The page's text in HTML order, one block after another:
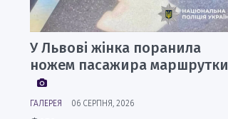
У Львові жінка поранила
ножем пасажира маршрутки
ГАЛЕРЕЯ 06 СЕРПНЯ, 2026